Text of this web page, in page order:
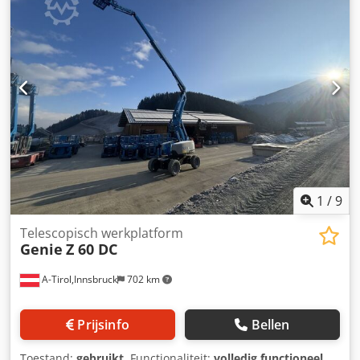
1 /9
A-Tirol,Innsbruck 702 km
Telescopisch werkplatform
Genie Z 60 DC
Prijsinfo Bellen